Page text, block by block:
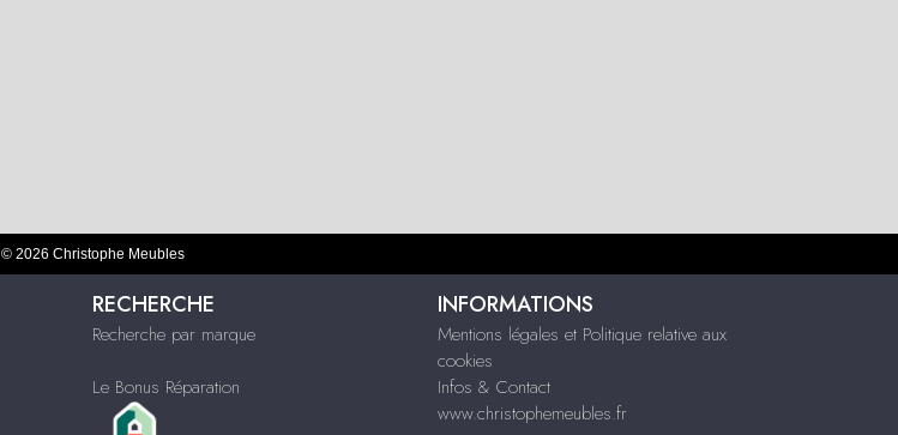
© 2026 Christophe Meubles
RECHERCHE
Recherche par marque
Le Bonus Réparation
INFORMATIONS
Mentions légales et Politique relative aux
cookies
Infos & Contact
www.christophemeubles.fr